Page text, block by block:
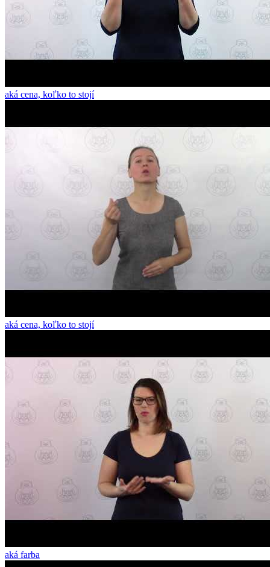
aká cena, koľko to stojí
aká cena, koľko to stojí
aká farba